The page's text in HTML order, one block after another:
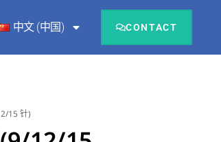
中文 (中国) CONTACT
15 针)